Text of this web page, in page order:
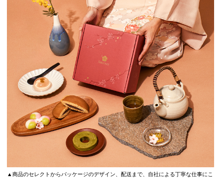
▲商品のセレクトからパッケージのデザイン、配送まで、自社による丁寧な仕事にこ